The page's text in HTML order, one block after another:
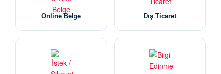
Online Belge Dış Ticaret